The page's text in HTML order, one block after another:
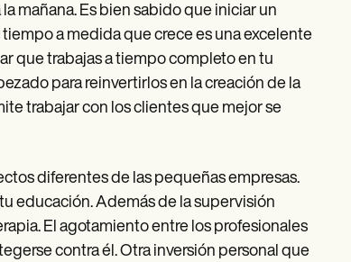
mañana. Es bien sabido que iniciar un
a medida que crece es una excelente
que trabajas a tiempo completo en tu
para reinvertirlos en la creación de la
trabajar con los clientes que mejor se
diferentes de las pequeñas empresas.
educación. Además de la supervisión
El agotamiento entre los profesionales
contra él. Otra inversión personal que